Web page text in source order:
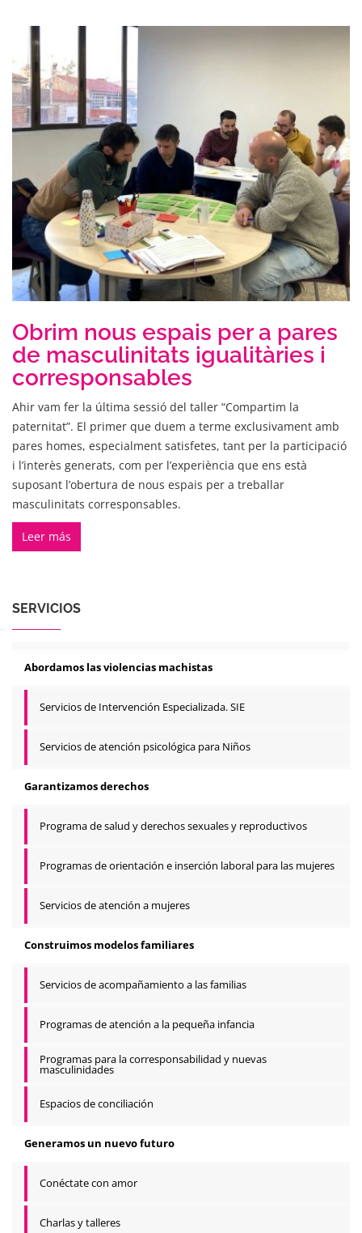
SERVICIOS
Abordamos las violencias machistas
Servicios de Intervención Especializada. SIE
Servicios de atención psicológica para Niños
Garantizamos derechos
Programa de salud y derechos sexuales y reproductivos
Programas de orientación e inserción laboral para las mujeres
Servicios de atención a mujeres
Construimos modelos familiares
Servicios de acompañamiento a las familias
Programas de atención a la pequeña infancia
Programas para la corresponsabilidad y nuevas
masculinidades
Espacios de conciliación
Generamos un nuevo futuro
Conéctate con amor
Charlas y talleres
Obrim nous espais per a pares
de masculinitats igualitàries i
corresponsables
Ahir vam fer la última sessió del taller “Compartim la
paternitat”. El primer que duem a terme exclusivament amb
pares homes, especialment satisfetes, tant per la participació
i l’interès generats, com per l’experiència que ens està
suposant l’obertura de nous espais per a treballar
masculinitats corresponsables.
Leer más